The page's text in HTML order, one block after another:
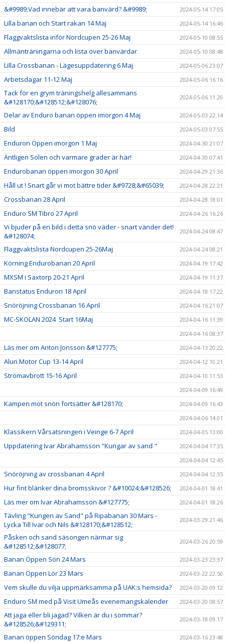
&#9989;Vad innebär att vara banvärd? &#9989; 2024-05-14 17:05
Lilla banan och Start rakan 14 Maj 2024-05-14 16:46
Flaggvaktslista inför Nordcupen 25-26 Maj 2024-05-10 08:55
Allmänträningarna och lista över banvärdar 2024-05-10 08:48
Lilla Crossbanan - Lägesuppdatering 6 Maj 2024-05-06 23:07
Arbetsdagar 11-12 Maj 2024-05-06 16:16
Tack för en grym träningshelg allesammans
&#128170;&#128512;&#128076;
2024-05-06 11:20
Delar av Enduro banan öppen imorgon 4 Maj 2024-05-03 22:14
Bild 2024-05-03 07:55
Enduron Öppen imorgon 1 Maj 2024-04-30 21:07
Äntligen Solen och varmare grader är här! 2024-04-30 07:41
Endurobanan öppen imorgon 30 April 2024-04-29 21:36
Håll ut ! Snart går vi mot bättre tider &#9728;&#65039; 2024-04-28 22:21
Crossbanan 28 April 2024-04-28 18:01
Enduro SM Tibro 27 April 2024-04-26 16:26
Vi bjuder på en bild i detta snö väder - snart vänder det!
&#128074;
2024-04-24 08:47
Flaggvaktslista Nordcupen 25-26Maj 2024-04-24 08:21
Körning Endurobanan 20 April 2024-04-19 17:42
MXSM i Saxtorp 20-21 April 2024-04-19 11:37
Banstatus Enduron 18 April 2024-04-18 17:22
Snöröjning Crossbanan 16 April 2024-04-16 21:07
MC-SKOLAN 2024 Start 16Maj
2024-04-16 11:39
2024-04-16 08:37
Läs mer om Anton Jonsson &#127775; 2024-04-13 20:22
Alun Motor Cup 13-14 April 2024-04-12 10:21
Strömavbrott 15-16 April
2024-04-10 11:53
2024-04-09 16:49
Kampen mot snön fortsätter &#128170;
2024-04-09 16:43
2024-04-06 14:01
Klassikern Vårsatsningen i Veinge 6-7 April 2024-04-05 13:00
Uppdatering Ivar Abrahamsson "Kungar av sand "
2024-04-04 17:35
2024-04-04 12:45
Snöröjning av crossbanan 4 April 2024-04-04 12:35
Hur fint blänker dina bromsskivor ? &#10024;&#128526; 2024-04-01 18:41
Läs mer om Ivar Abrahamsson &#127775; 2024-04-01 18:26
Tävling "Kungen av Sand" på Ripabanan 30 Mars -
Lycka Till Ivar och Nils &#128170;&#128512;
2024-03-29 21:46
Påsken och sand säsongen närmar sig
&#128512;&#128077;
2024-03-26 20:59
Banan Öppen Sön 24 Mars 2024-03-23 23:37
Banan Öppen Lör 23 Mars 2024-03-22 22:50
Vem skulle du vilja uppmärksamma på UAK:s hemsida? 2024-03-20 09:12
Enduro SM med på Visit Umeås evenemangskalender 2024-03-20 08:57
Att jaga eller bli jagad? Vilken är du i sommar?
&#128526;&#129311;
2024-03-18 09:17
Banan öppen Söndag 17:e Mars 2024-03-16 23:48